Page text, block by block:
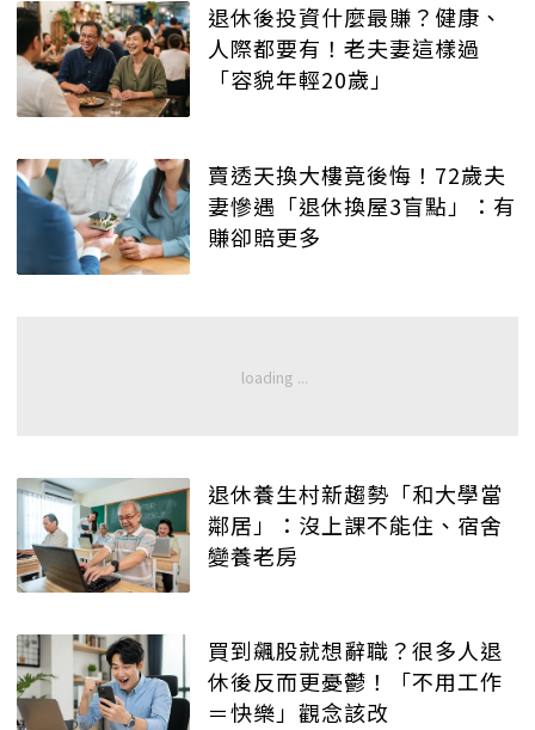
退休後投資什麼最賺？健康、
人際都要有！老夫妻這樣過
「容貌年輕20歲」
賣透天換大樓竟後悔！72歲夫
妻慘遇「退休換屋3盲點」：有
賺卻賠更多
退休養生村新趨勢「和大學當
鄰居」：沒上課不能住、宿舍
變養老房
買到飆股就想辭職？很多人退
休後反而更憂鬱！「不用工作
＝快樂」觀念該改